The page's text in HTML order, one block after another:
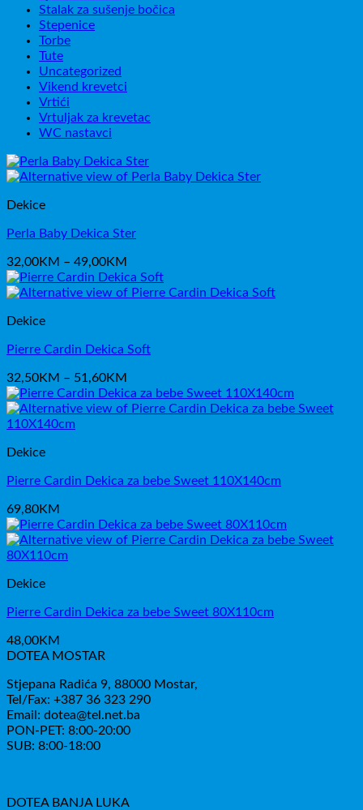
Stalak za sušenje bočica
Stepenice
Torbe
Tute
Uncategorized
Vikend krevetci
Vrtići
Vrtuljak za krevetac
WC nastavci
Dekice
Perla Baby Dekica Ster
32,00KM – 49,00KM
cijena:
od
Dekice
Pierre Cardin Dekica Soft
32,50KM – 51,60KM
cijena:
od
Dekice
Pierre Cardin Dekica za bebe Sweet 110X140cm
69,80KM
Dekice
Pierre Cardin Dekica za bebe Sweet 80X110cm
48,00KM
DOTEA MOSTAR
Stjepana Radića 9, 88000 Mostar,
Tel/Fax: +387 36 323 290
Email: dotea@tel.net.ba
PON-PET: 8:00-20:00
SUB: 8:00-18:00
DOTEA BANJA LUKA